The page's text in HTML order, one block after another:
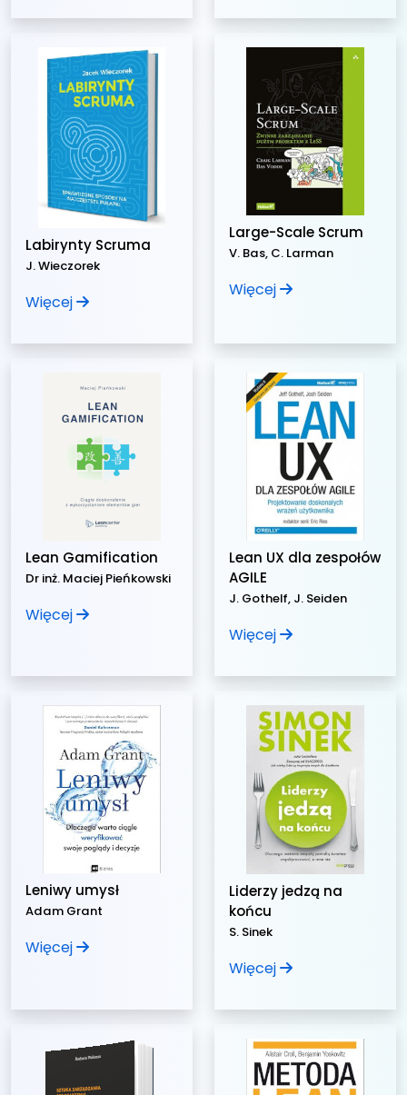
Labirynty Scruma
J. Wieczorek
Więcej
Large-Scale Scrum
V. Bas, C. Larman
Więcej
Lean Gamification
Dr inż. Maciej Pieńkowski
Więcej
Lean UX dla zespołów
AGILE
J. Gothelf, J. Seiden
Więcej
Leniwy umysł
Adam Grant
Więcej
Liderzy jedzą na
końcu
S. Sinek
Więcej